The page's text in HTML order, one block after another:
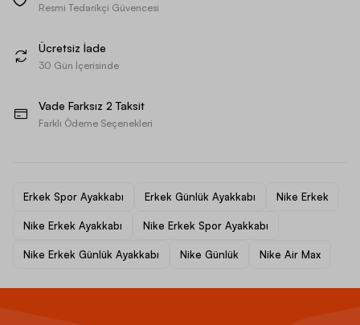
Resmi Tedarikçi Güvencesi
Ücretsiz İade
30 Gün İçerisinde
Vade Farksız 2 Taksit
Farklı Ödeme Seçenekleri
Erkek Spor Ayakkabı Erkek Günlük Ayakkabı Nike Erkek
Nike Erkek Ayakkabı Nike Erkek Spor Ayakkabı
Nike Erkek Günlük Ayakkabı Nike Günlük Nike Air Max